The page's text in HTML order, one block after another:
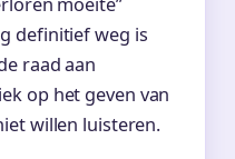
definitief weg is
raad aan
op het geven van
willen luisteren.